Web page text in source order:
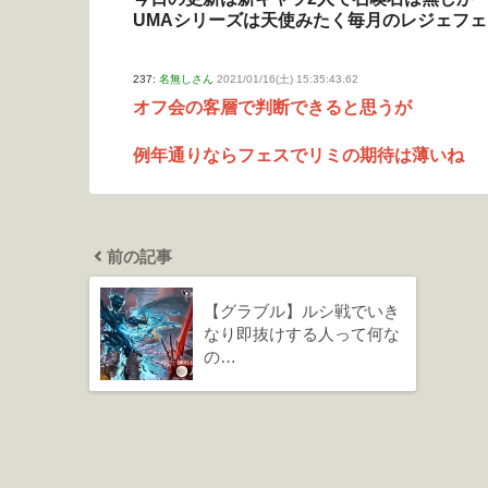
UMAシリーズは天使みたく毎月のレジェフ
237: 名無しさん 2021/01/16(土) 15:35:43.62
オフ会の客層で判断できると思うが
例年通りならフェスでリミの期待は薄いね
前の記事
【グラブル】ルシ戦でいき
なり即抜けする人って何な
の…